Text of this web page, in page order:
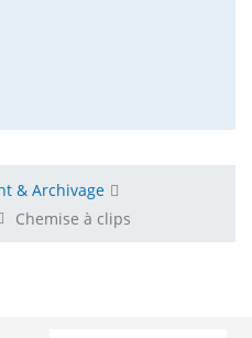
& Archivage
Chemise à clips